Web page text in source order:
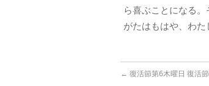
ら喜ぶことになる
がたはもはや、わた
← 復活節第6木曜日 復活